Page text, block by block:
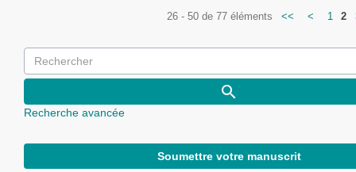
26 - 50 de 77 éléments << < 1 2
Recherche avancée
Soumettre votre manuscrit